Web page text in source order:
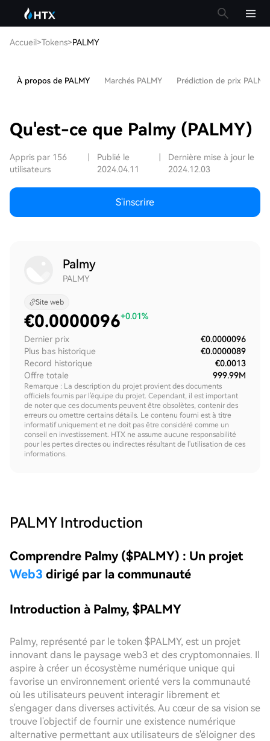
Accueil>Tokens>PALMY
À propos de PALMY Marchés PALMY Prédiction de prix PALMY
Qu'est-ce que Palmy (PALMY)
Appris par 156
utilisateurs
Publié le
2024.04.11
Dernière mise à jour le
2024.12.03
S'inscrire
Palmy
PALMY
Site web
€0.0000096+0.01%
Dernier prix
€0.0000096
Plus bas historique
€0.0000089
Record historique
€0.0013
Offre totale
999.99M
Remarque : La description du projet provient des documents
officiels fournis par l'équipe du projet. Cependant, il est important
de noter que ces documents peuvent être obsolètes, contenir des
erreurs ou omettre certains détails. Le contenu fourni est à titre
informatif uniquement et ne doit pas être considéré comme un
conseil en investissement. HTX ne assume aucune responsabilité
pour les pertes directes ou indirectes résultant de l'utilisation de ces
informations.
PALMY Introduction
Comprendre Palmy ($PALMY) : Un projet
Web3 dirigé par la communauté
Introduction à Palmy, $PALMY
Palmy, représenté par le token $PALMY, est un projet
innovant dans le paysage web3 et des cryptomonnaies. Il
aspire à créer un écosystème numérique unique qui
favorise un environnement orienté vers la communauté
où les utilisateurs peuvent interagir librement et
s'engager dans diverses activités. Au cœur de sa vision se
trouve l'objectif de fournir une existence numérique
alternative permettant aux utilisateurs de s'éloigner des